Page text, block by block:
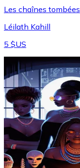
Les chaînes tombées
Léilath Kahill
5 $US